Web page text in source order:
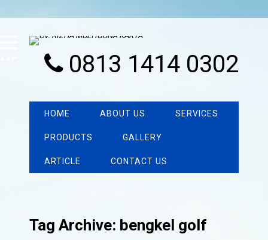
0813 1414 0302
HOME ABOUT US SERVICES
PRODUCTS GALLERY
ARTICLE CONTACT US
Tag Archive: bengkel golf